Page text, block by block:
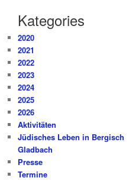
Kategories
2020
2021
2022
2023
2024
2025
2026
Aktivitäten
Jüdisches Leben in Bergisch
Gladbach
Presse
Termine